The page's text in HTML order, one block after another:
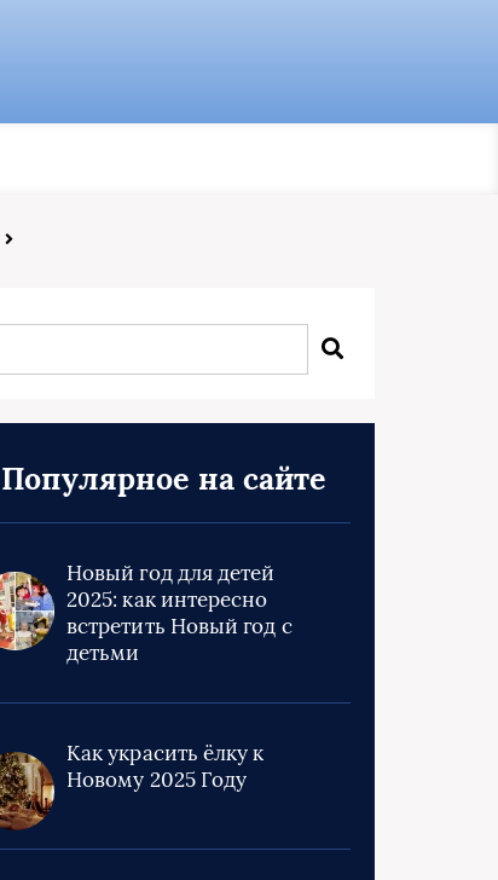
Популярное на сайте
Новый год для детей
2025: как интересно
встретить Новый год с
детьми
Как украсить ёлку к
Новому 2025 Году